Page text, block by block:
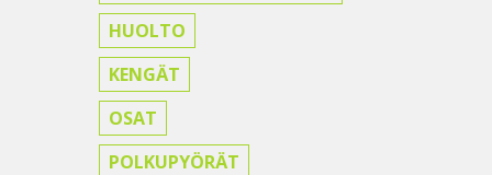
HUOLTO
KENGÄT
OSAT
POLKUPYÖRÄT